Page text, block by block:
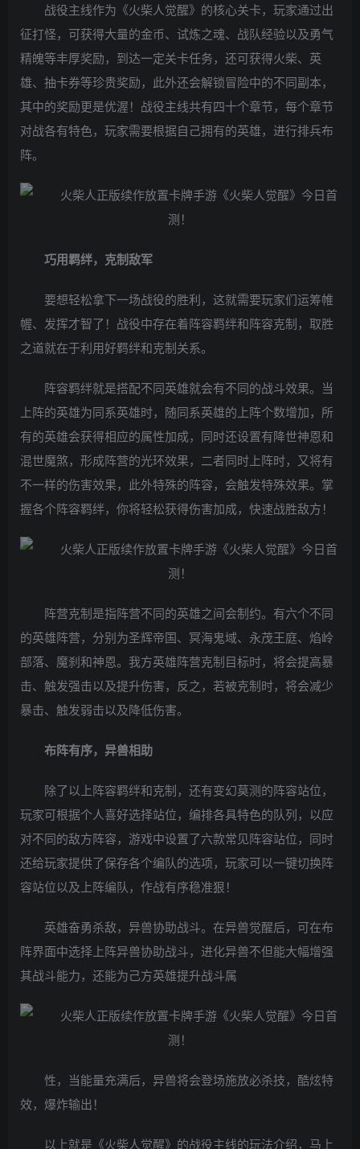
战役主线作为《火柴人觉醒》的核心关卡，玩家通过出
征打怪，可获得大量的金币、试炼之魂、战队经验以及勇气
精魄等丰厚奖励，到达一定关卡任务，还可获得火柴、英
雄、抽卡券等珍贵奖励，此外还会解锁冒险中的不同副本，
其中的奖励更是优渥！战役主线共有四十个章节，每个章节
对战各有特色，玩家需要根据自己拥有的英雄，进行排兵布
阵。
巧用羁绊，克制敌军
要想轻松拿下一场战役的胜利，这就需要玩家们运筹帷
幄、发挥才智了！战役中存在着阵容羁绊和阵容克制，取胜
之道就在于利用好羁绊和克制关系。
阵容羁绊就是搭配不同英雄就会有不同的战斗效果。当
上阵的英雄为同系英雄时，随同系英雄的上阵个数增加，所
有的英雄会获得相应的属性加成，同时还设置有降世神恩和
混世魔煞，形成阵营的光环效果，二者同时上阵时，又将有
不一样的伤害效果，此外特殊的阵容，会触发特殊效果。掌
握各个阵容羁绊，你将轻松获得伤害加成，快速战胜敌方！
阵营克制是指阵营不同的英雄之间会制约。有六个不同
的英雄阵营，分别为圣辉帝国、冥海鬼域、永茂王庭、焰岭
部落、魔刹和神恩。我方英雄阵营克制目标时，将会提高暴
击、触发强击以及提升伤害，反之，若被克制时，将会减少
暴击、触发弱击以及降低伤害。
布阵有序，异兽相助
除了以上阵容羁绊和克制，还有变幻莫测的阵容站位，
玩家可根据个人喜好选择站位，编排各具特色的队列，以应
对不同的敌方阵容，游戏中设置了六款常见阵容站位，同时
还给玩家提供了保存各个编队的选项，玩家可以一键切换阵
容站位以及上阵编队，作战有序稳准狠！
英雄奋勇杀敌，异兽协助战斗。在异兽觉醒后，可在布
阵界面中选择上阵异兽协助战斗，进化异兽不但能大幅增强
其战斗能力，还能为己方英雄提升战斗属
性，当能量充满后，异兽将会登场施放必杀技，酷炫特
效，爆炸输出！
以上就是《火柴人觉醒》的战役主线的玩法介绍，马上